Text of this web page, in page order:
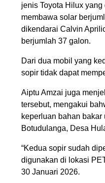
jenis Toyota Hilux
membawa solar
dikendarai Calvin
berjumlah 37 galon.
Dari dua mobil yang
sopir tidak dapat
Aiptu Amzai juga
tersebut, mengakui
keperluan bahan
Botudulanga, Desa
“Kedua sopir sudah
digunakan di lokasi
30 Januari 2026.